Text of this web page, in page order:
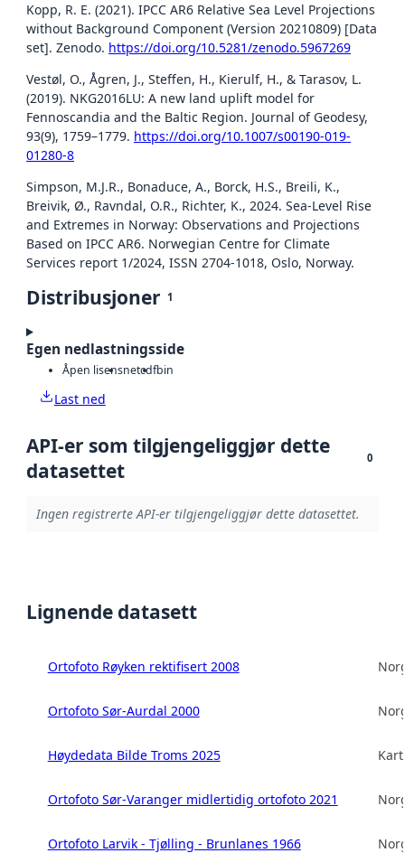
Kopp, R. E. (2021). IPCC AR6 Relative Sea Level Projections
without Background Component (Version 20210809) [Data
set]. Zenodo. https://doi.org/10.5281/zenodo.5967269
Vestøl, O., Ågren, J., Steffen, H., Kierulf, H., & Tarasov, L.
(2019). NKG2016LU: A new land uplift model for
Fennoscandia and the Baltic Region. Journal of Geodesy,
93(9), 1759–1779. https://doi.org/10.1007/s00190-019-
01280-8
Simpson, M.J.R., Bonaduce, A., Borck, H.S., Breili, K.,
Breivik, Ø., Ravndal, O.R., Richter, K., 2024. Sea-Level Rise
and Extremes in Norway: Observations and Projections
Based on IPCC AR6. Norwegian Centre for Climate
Services report 1/2024, ISSN 2704-1018, Oslo, Norway.
Distribusjoner 1
Egen nedlastningsside
Åpen lisensnetcdfbin
Last ned
API-er som tilgjengeliggjør dette
datasettet
0
Ingen registrerte API-er tilgjengeliggjør dette datasettet.
Lignende datasett
Ortofoto Røyken rektifisert 2008
Ortofoto Sør-Aurdal 2000
Høydedata Bilde Troms 2025
Ortofoto Sør-Varanger midlertidig ortofoto 2021
Ortofoto Larvik - Tjølling - Brunlanes 1966